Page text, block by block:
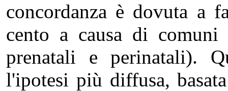
concordanza è dovuta a
cento a causa di
prenatali e perinatali).
l'ipotesi più diffusa,